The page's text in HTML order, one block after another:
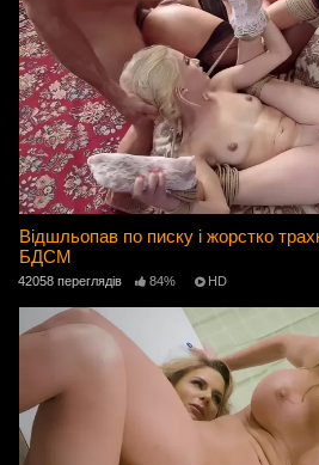
Відшльопав по писку і жорстко
БДСМ
42058 переглядів 84% HD